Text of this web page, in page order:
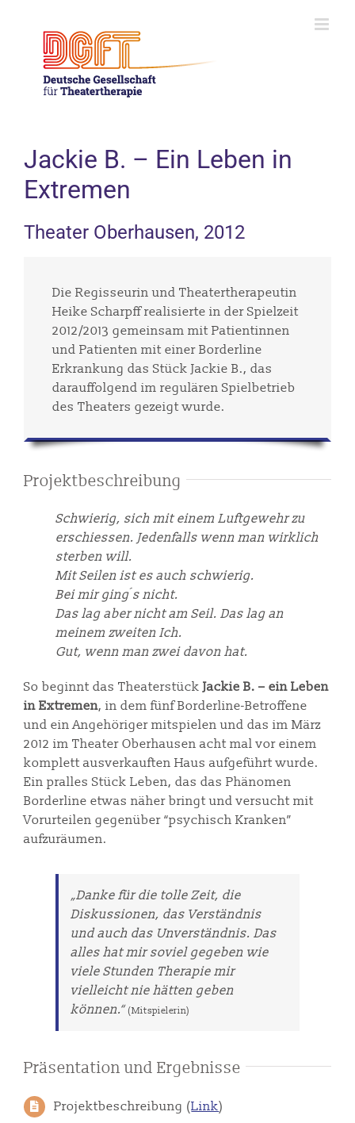
content
Jackie B. – Ein Leben in
Extremen
Theater Oberhausen, 2012
Die Regisseurin und Theatertherapeutin
Heike Scharpff realisierte in der Spielzeit
2012/2013 gemeinsam mit Patientinnen
und Patienten mit einer Borderline
Erkrankung das Stück Jackie B., das
darauffolgend im regulären Spielbetrieb
des Theaters gezeigt wurde.
Projektbeschreibung
Schwierig, sich mit einem Luftgewehr zu
erschiessen. Jedenfalls wenn man wirklich
sterben will.
Mit Seilen ist es auch schwierig.
Bei mir ging ́s nicht.
Das lag aber nicht am Seil. Das lag an
meinem zweiten Ich.
Gut, wenn man zwei davon hat.
So beginnt das Theaterstück Jackie B. – ein Leben
in Extremen, in dem fünf Borderline-Betroffene
und ein Angehöriger mitspielen und das im März
2012 im Theater Oberhausen acht mal vor einem
komplett ausverkauften Haus aufgeführt wurde.
Ein pralles Stück Leben, das das Phänomen
Borderline etwas näher bringt und versucht mit
Vorurteilen gegenüber “psychisch Kranken”
aufzuräumen.
„Danke für die tolle Zeit, die
Diskussionen, das Verständnis
und auch das Unverständnis. Das
alles hat mir soviel gegeben wie
viele Stunden Therapie mir
vielleicht nie hätten geben
können.“ (Mitspielerin)
Präsentation und Ergebnisse
Projektbeschreibung (Link)